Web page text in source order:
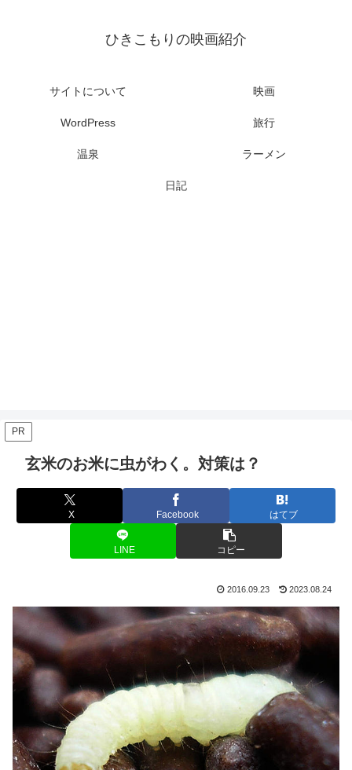
ひきこもりの映画紹介
サイトについて 映画
WordPress 旅行
温泉 ラーメン
日記
PR
玄米のお米に虫がわく。対策は？
X Facebook はてブ
LINE コピー
2016.09.23 2023.08.24